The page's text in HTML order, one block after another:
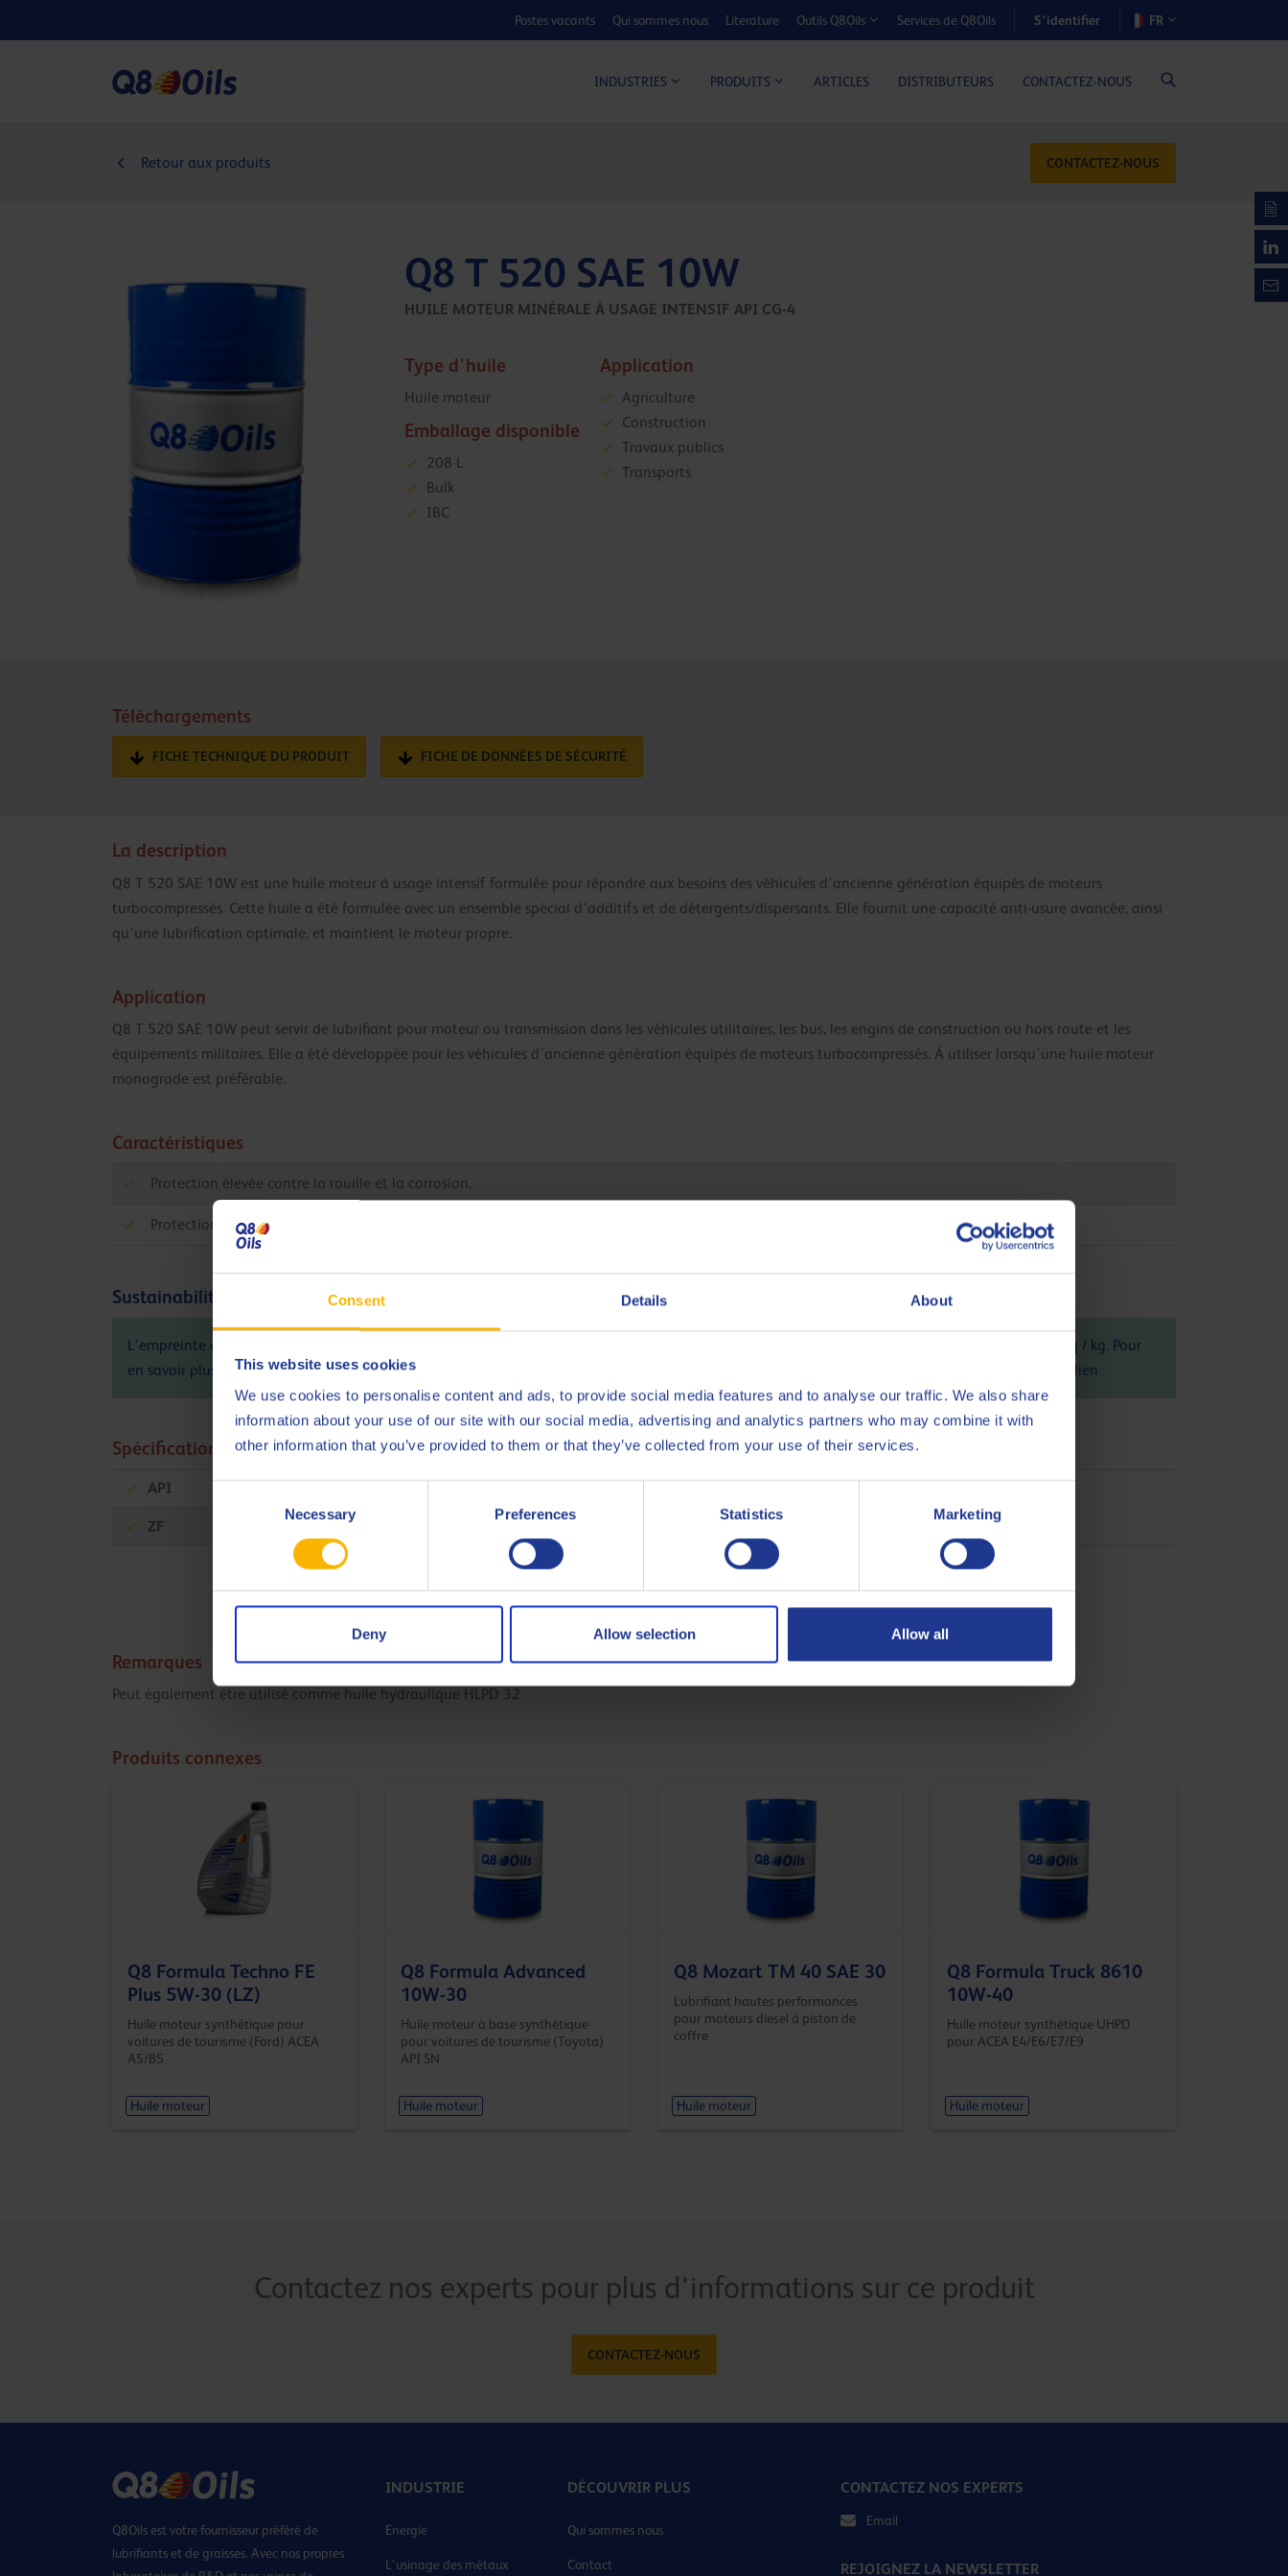
Consent Details About
This website uses cookies
We use cookies to personalise content and ads, to provide social media features and to analyse our traffic. We also share
information about your use of our site with our social media, advertising and analytics partners who may combine it with
other information that you’ve provided to them or that they’ve collected from your use of their services.
Necessary Preferences Statistics Marketing
Deny Allow selection Allow all
Postes vacants Qui sommes nous Literature Outils Q8Oils Services de Q8Oils S’identifier FR
INDUSTRIES PRODUITS ARTICLES DISTRIBUTEURS CONTACTEZ-NOUS
Retour aux produits CONTACTEZ-NOUS
Q8 T 520 SAE 10W
HUILE MOTEUR MINÉRALE À USAGE INTENSIF API CG-4
Type d'huile
Huile moteur
Emballage disponible
208 L
Bulk
IBC
Application
Agriculture
Construction
Travaux publics
Transports
Téléchargements
FICHE TECHNIQUE DU PRODUIT FICHE DE DONNÉES DE SÉCURITÉ
La description
Q8 T 520 SAE 10W est une huile moteur à usage intensif formulée pour répondre aux besoins des véhicules d’ancienne génération équipés de moteurs
turbocompressés. Cette huile a été formulée avec un ensemble spécial d’additifs et de détergents/dispersants. Elle fournit une capacité anti-usure avancée, ainsi
qu’une lubrification optimale, et maintient le moteur propre.
Application
Q8 T 520 SAE 10W peut servir de lubrifiant pour moteur ou transmission dans les véhicules utilitaires, les bus, les engins de construction ou hors route et les
équipements militaires. Elle a été développée pour les véhicules d’ancienne génération équipés de moteurs turbocompressés. À utiliser lorsqu’une huile moteur
monograde est préférable.
Caractéristiques
Protection élevée contre la rouille et la corrosion.
Protection haut de gamme contre l’usure du moteur.
Sustainability info
L'empreinte carbone (PCF) du produit Q8 T 520 SAE 10W, cradle-to-gate (installation ultramoderne de Q8Oils en Belgique), est de 1.34 kg CO
eq / kg. Pour
en savoir plus sur l'impact environnemental positif et l'empreinte de ce produit, veuillez contacter Q8Oils. Pour plus d'informations, consultez ce lien
Spécifications et approbations
API
ZF TE-ML 03B
Remarques
Peut également être utilisé comme huile hydraulique HLPD 32
Produits connexes
Q8 Formula Techno FE
Plus 5W-30 (LZ)
Huile moteur synthétique pour
voitures de tourisme (Ford) ACEA
A5/B5
Huile moteur
Q8 Formula Advanced
10W-30
Huile moteur à base synthétique
pour voitures de tourisme (Toyota)
API SN
Huile moteur
Q8 Mozart TM 40 SAE 30
Lubrifiant hautes performances
pour moteurs diesel à piston de
coffre
Huile moteur
Q8 Formula Truck 8610
10W-40
Huile moteur synthétique UHPD
pour ACEA E4/E6/E7/E9
Huile moteur
Contactez nos experts pour plus d'informations sur ce produit
CONTACTEZ-NOUS
Q8Oils est votre fournisseur préféré de
lubrifiants et de graisses. Avec nos propres
INDUSTRIE
Energie
L’usinage des métaux
DÉCOUVRIR PLUS
Qui sommes nous
Contact
CONTACTEZ NOS EXPERTS
Email
REJOIGNEZ LA NEWSLETTER